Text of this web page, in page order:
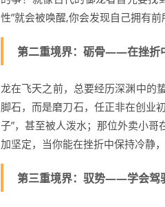
性”就会被唤醒,你会发现自己拥有前
第二重境界：砺骨——在挫折
龙在飞天之前，总要经历深渊中的
脚石，而是磨刀石，任正非在创业
子”，甚至被人泼水；那位外卖小
加坚定，当你能在挫折中保持冷静
第三重境界：驭势——学会驾